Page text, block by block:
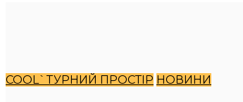
COOL`TУРНИЙ ПРОСТІР НОВИНИ